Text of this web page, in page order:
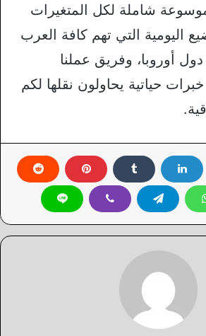
شاملة لكل المتغيرات
اليومية التي تهم كافة العرب
أوروبا، وفريق عملنا
حياتية يحاولون نقلها لكم